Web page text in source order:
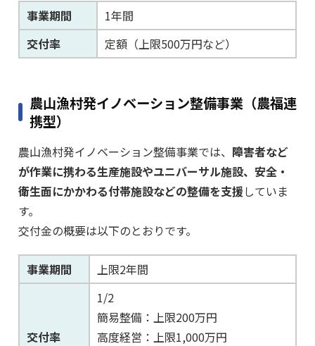
事業期間
1年間
交付率
定額（上限500万円など）
農山漁村発イノベーション整備事業（農福連
携型）
農山漁村発イノベーション整備事業では、 障害者など
が作業に携わる生産施設やユニバーサル施設、安全・
衛生面にかかわる付帯施設などの整備を支援していま
す。
交付金の概要は以下のとおりです。
事業期間 上限2年間
交付率
1/2
簡易整備：上限200万円
高度経営：上限1,000万円